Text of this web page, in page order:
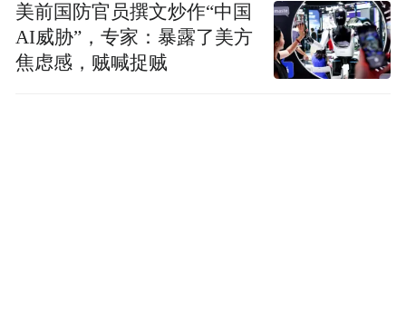
美前国防官员撰文炒作“中国
AI威胁”，专家：暴露了美方
焦虑感，贼喊捉贼